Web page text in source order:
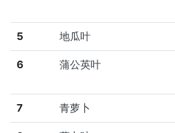
5 地瓜叶
6 蒲公英叶
7 青萝卜